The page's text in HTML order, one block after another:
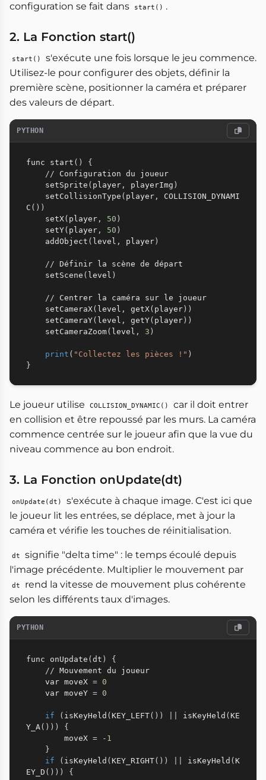
configuration se fait dans
start() .
2. La Fonction start()
start()
s'exécute une fois lorsque le jeu commence.
Utilisez-le pour configurer des objets, définir la
première scène, positionner la caméra et préparer
des valeurs de départ.
PYTHON
func start ( )
{
// Configuration du joueur
    setSprite
( player , playerImg )
    setCollisionType
( player ,
COLLISION_DYNAMI
C ( ) )
    setX
( player , 50 )
    setY
( player , 50 )
    addObject
( level , player )
// Définir la scène de départ
    setScene
( level )
// Centrer la caméra sur le joueur
    setCameraX
( level , getX( player ) )
    setCameraY
( level , getY( player ) )
    setCameraZoom
( level , 3 )
print ( "Collectez les pièces !" )
}
Le joueur utilise COLLISION_DYNAMIC()
car il doit entrer
en collision et être repoussé par les murs. La caméra
commence centrée sur le joueur afin que la vue du
niveau commence au bon endroit.
3. La Fonction onUpdate(dt)
onUpdate(dt)
s'exécute à chaque image. C'est ici que
le joueur lit les entrées, se déplace, met à jour la
caméra et vérifie les touches de réinitialisation.
dt
signifie "delta time" : le temps écoulé depuis
l'image précédente. Multiplier le mouvement par
dt
rend la vitesse de mouvement plus cohérente
selon les différents taux d'images.
PYTHON
func onUpdate ( dt )
{
// Mouvement du joueur
    var moveX
= 0
    var moveY
= 0
if ( isKeyHeld ( KEY_LEFT( ) ) isKeyHeld ( KE
Y_A( ) ) )
{
        moveX
= - 1
}
if
( isKeyHeld ( KEY_RIGHT( ) ) isKeyHeld ( K
EY_D ( ) ) )
{